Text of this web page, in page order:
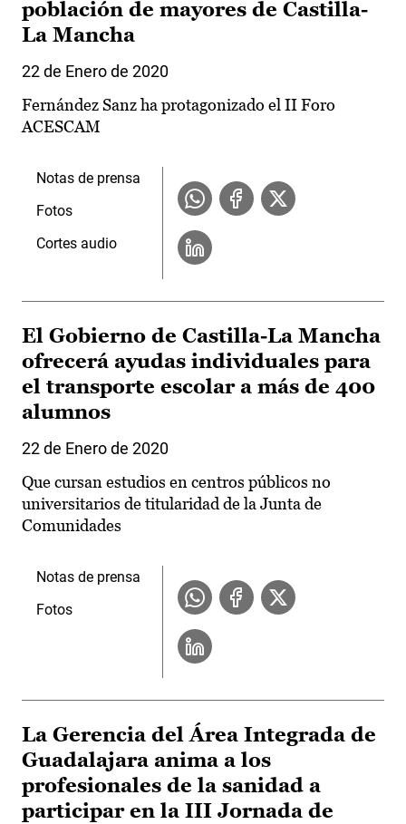
población de mayores de Castilla-
La Mancha
22 de Enero de 2020
Fernández Sanz ha protagonizado el II Foro
ACESCAM
Notas de prensa
Fotos
Cortes audio
El Gobierno de Castilla-La Mancha
ofrecerá ayudas individuales para
el transporte escolar a más de 400
alumnos
22 de Enero de 2020
Que cursan estudios en centros públicos no
universitarios de titularidad de la Junta de
Comunidades
Notas de prensa
Fotos
La Gerencia del Área Integrada de
Guadalajara anima a los
profesionales de la sanidad a
participar en la III Jornada de